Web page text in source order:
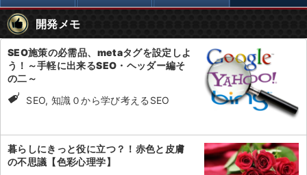
開発メモ
SEO施策の必需品、metaタグを設定しよ
う！～手軽に出来るSEO・ヘッダー編そ
の二～
SEO, 知識０から学び考えるSEO
暮らしにきっと役に立つ？！赤色と皮膚
の不思議【色彩心理学】